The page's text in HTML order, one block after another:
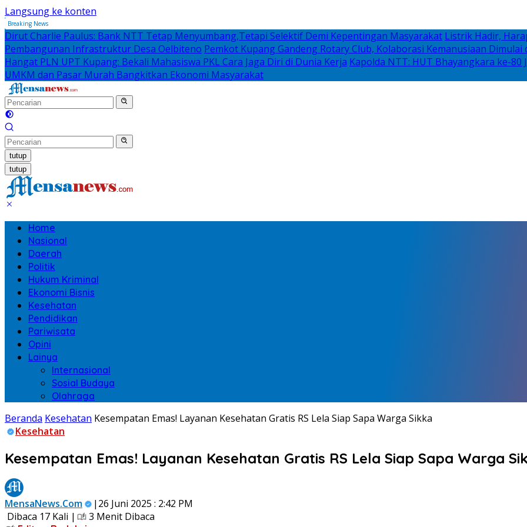
Langsung ke konten
Breaking News
Dirut Charlie Paulus: Bank NTT Tetap Menyumbang,Tetapi Selektif Demi Kepentingan Masyarakat Listrik Hadir,
Pembangunan Infrastruktur Desa Oelbiteno Pemkot Kupang Gandeng Rotary Club, Kolaborasi Kemanusiaan
Hangat PLN UPT Kupang: Bekali Mahasiswa PKL Cara Jaga Diri di Dunia Kerja Kapolda NTT: HUT Bhayangkara ke-
UMKM dan Pasar Murah Bangkitkan Ekonomi Masyarakat
tutup
tutup
Home
Nasional
Daerah
Politik
Hukum Kriminal
Ekonomi Bisnis
Kesehatan
Pendidikan
Pariwisata
Opini
Lainya
Internasional
Sosial Budaya
Olahraga
Beranda Kesehatan Kesempatan Emas! Layanan Kesehatan Gratis RS Lela Siap Sapa Warga Sikka
Kesehatan
Kesempatan Emas! Layanan Kesehatan Gratis RS Lela Siap Sapa Warga
MensaNews.Com
|26 Juni 2025 : 2:42 PM
Dibaca 17 Kali |
3 Menit Dibaca